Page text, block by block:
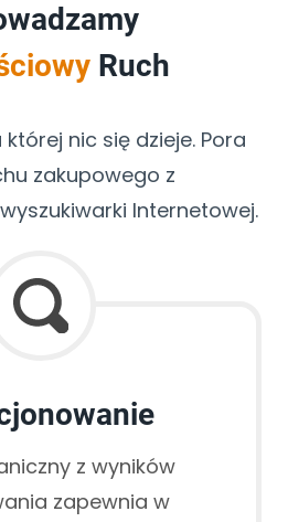
Ruch
nic się dzieje. Pora
zakupowego z
Internetowej.
z wyników
zapewnia w